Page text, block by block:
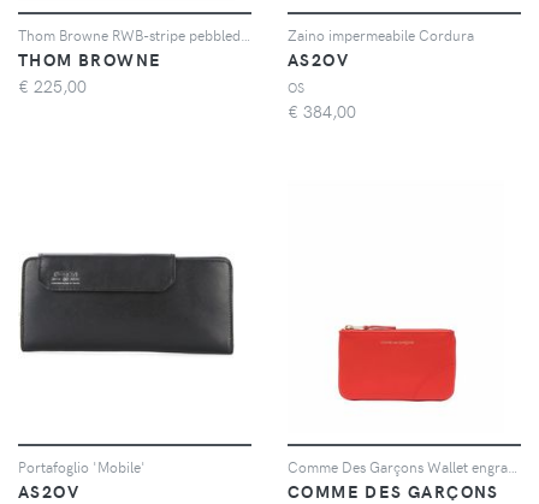
THOM BROWNE
€ 225,00
Zaino impermeabile Cordura
AS2OV
OS
€ 384,00
Portafoglio 'Mobile'
AS2OV
COMME DES GARÇONS